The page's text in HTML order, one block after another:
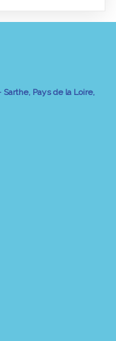
Pays de la Loire,